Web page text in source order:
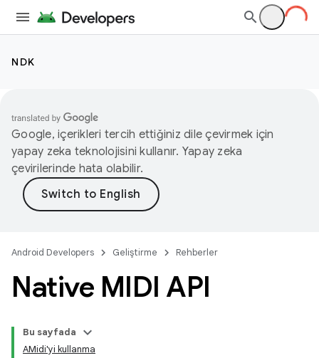
NDK
Google, içerikleri tercih ettiğiniz dile çevirmek için
yapay zeka teknolojisini kullanır. Yapay zeka
çevirilerinde hata olabilir.
Android Developers Geliştirme Rehberler
Native MIDI API
Bu sayfada
AMidi'yi kullanma